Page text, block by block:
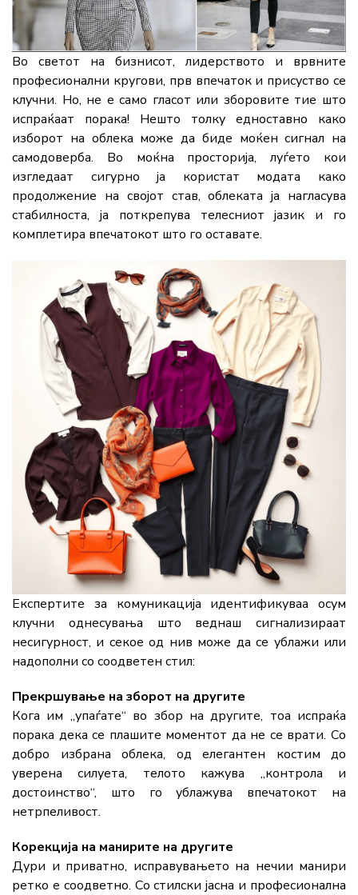
Во светот на бизнисот, лидерството и врвните
професионални кругови, прв впечаток и присуство се
клучни. Но, не е само гласот или зборовите тие што
испраќаат порака! Нешто толку едноставно како
изборот на облека може да биде моќен сигнал на
самодоверба. Во моќна просторија, луѓето кои
изгледаат сигурно ја користат модата како
продолжение на својот став, облеката ја нагласува
стабилноста, ја поткрепува телесниот јазик и го
комплетира впечатокот што го оставате.
Експертите за комуникација идентификуваа осум
клучни однесувања што веднаш сигнализираат
несигурност, и секое од нив може да се ублажи или
надополни со соодветен стил:
Прекршување на зборот на другите
Кога им „упаѓате“ во збор на другите, тоа испраќа
порака дека се плашите моментот да не се врати. Со
добро избрана облека, од елегантен костим до
уверена силуета, телото кажува „контрола и
достоинство“, што го ублажува впечатокот на
нетрпеливост.
Корекција на манирите на другите
Дури и приватно, исправувањето на нечии манири
ретко е соодветно. Со стилски јасна и професионална